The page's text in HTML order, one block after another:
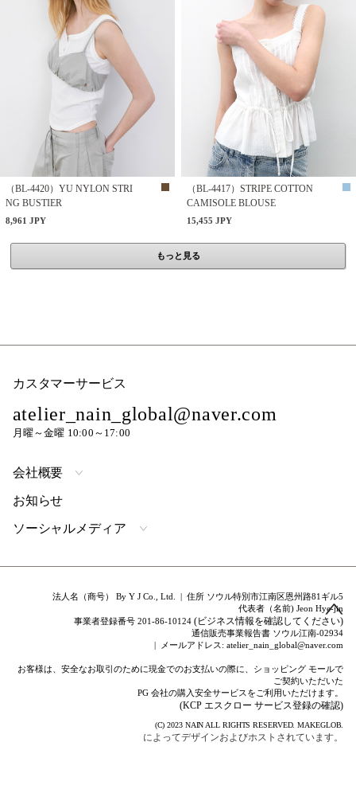
（BL-4420）YU NYLON STRI
NG BUSTIER
8,961 JPY
（BL-4417）STRIPE COTTON
CAMISOLE BLOUSE
15,455 JPY
もっと見る
カスタマーサービス
atelier_nain_global@naver.com
月曜～金曜 10:00～17:00
会社概要
お知らせ
ソーシャルメディア
法人名（商号） By Y J Co., Ltd. | 住所 ソウル特別市江南区恩州路81ギル5
代表者（名前) Jeon Hye-jin
事業者登録番号 201-86-10124(ビジネス情報を確認してください)
通信販売事業報告書 ソウル江南-02934
| メールアドレス: atelier_nain_global@naver.com
お客様は、安全なお取引のために現金でのお支払いの際に、ショッピング モールで
ご契約いただいた
PG 会社の購入安全サービスをご利用いただけます。
(KCP エスクロー サービス登録の確認)
(C) 2023 NAIN ALL RIGHTS RESERVED.MAKEGLOB.
によってデザインおよびホストされています。